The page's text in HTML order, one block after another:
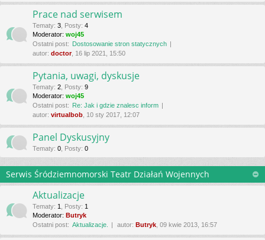
Prace nad serwisem
Tematy: 3 Posty: 4
Moderator: woj45
Ostatni post: Dostosowanie stron statycznych
autor: doctor, 16 lip 2021, 15:50
Pytania, uwagi, dyskusje
Tematy: 2 Posty: 9
Moderator: woj45
Ostatni post: Re: Jak i gdzie znalesc inform
autor: virtualbob , 10 sty 2017, 12:07
Panel Dyskusyjny
Tematy: 0 Posty: 0
Serwis Śródziemnomorski Teatr Działań Wojennych
Aktualizacje
Tematy: 1 Posty: 1
Moderator: Butryk
Ostatni post: Aktualizacje. autor: Butryk , 09 kwie 2013, 16:57